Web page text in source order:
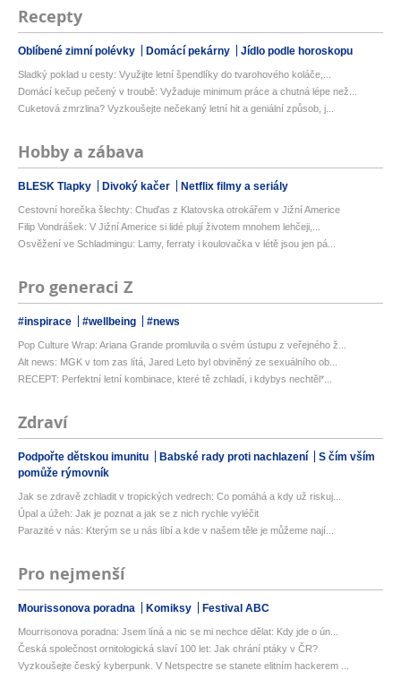
Recepty
Oblíbené zimní polévky Domácí pekárny Jídlo podle horoskopu
Sladký poklad u cesty: Využijte letní špendlíky do tvarohového koláče,...
Domácí kečup pečený v troubě: Vyžaduje minimum práce a chutná lépe než...
Cuketová zmrzlina? Vyzkoušejte nečekaný letní hit a geniální způsob, j...
Hobby a zábava
BLESK Tlapky Divoký kačer Netflix filmy a seriály
Cestovní horečka šlechty: Chuďas z Klatovska otrokářem v Jižní Americe
Filip Vondrášek: V Jižní Americe si lidé plují životem mnohem lehčeji,...
Osvěžení ve Schladmingu: Lamy, ferraty i koulovačka v létě jsou jen pá...
Pro generaci Z
#inspirace #wellbeing #news
Pop Culture Wrap: Ariana Grande promluvila o svém ústupu z veřejného ž...
Alt news: MGK v tom zas lítá, Jared Leto byl obviněný ze sexuálního ob...
RECEPT: Perfektní letní kombinace, které tě zchladí, i kdybys nechtěl*...
Zdraví
Podpořte dětskou imunitu Babské rady proti nachlazení
S čím vším
pomůže rýmovník
Jak se zdravě zchladit v tropických vedrech: Co pomáhá a kdy už riskuj...
Úpal a úžeh: Jak je poznat a jak se z nich rychle vyléčit
Parazité v nás: Kterým se u nás líbí a kde v našem těle je můžeme nají...
Pro nejmenší
Mourissonova poradna Komiksy Festival ABC
Mourrisonova poradna: Jsem líná a nic se mi nechce dělat: Kdy jde o ún...
Česká společnost ornitologická slaví 100 let: Jak chrání ptáky v ČR?
Vyzkoušejte český kyberpunk. V Netspectre se stanete elitním hackerem ...